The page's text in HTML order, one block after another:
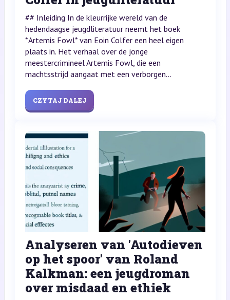
## Inleiding In de kleurrijke wereld van de
hedendaagse jeugdliteratuur neemt het boek
*Artemis Fowl* van Eoin Colfer een heel eigen
plaats in. Het verhaal over de jonge
meestercrimineel Artemis Fowl, die een
machtsstrijd aangaat met een verborgen...
CZYTAJ DALEJ
Analyseren van 'Autodieven
op het spoor' van Roland
Kalkman: een jeugdroman
over misdaad en ethiek